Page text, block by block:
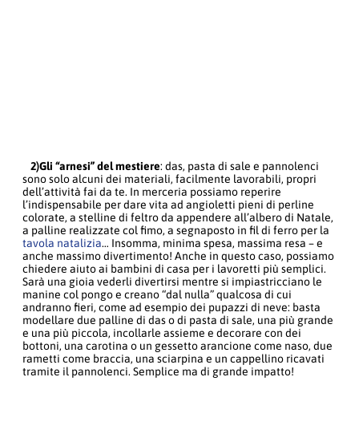
2)Gli “arnesi” del mestiere: das, pasta di sale e pannolenci
sono solo alcuni dei materiali, facilmente lavorabili, propri
dell’attività fai da te. In merceria possiamo reperire
l’indispensabile per dare vita ad angioletti pieni di perline
colorate, a stelline di feltro da appendere all’albero di Natale,
a palline realizzate col fimo, a segnaposto in fil di ferro per la
tavola natalizia… Insomma, minima spesa, massima resa – e
anche massimo divertimento! Anche in questo caso, possiamo
chiedere aiuto ai bambini di casa per i lavoretti più semplici.
Sarà una gioia vederli divertirsi mentre si impiastricciano le
manine col pongo e creano “dal nulla” qualcosa di cui
andranno fieri, come ad esempio dei pupazzi di neve: basta
modellare due palline di das o di pasta di sale, una più grande
e una più piccola, incollarle assieme e decorare con dei
bottoni, una carotina o un gessetto arancione come naso, due
rametti come braccia, una sciarpina e un cappellino ricavati
tramite il pannolenci. Semplice ma di grande impatto!